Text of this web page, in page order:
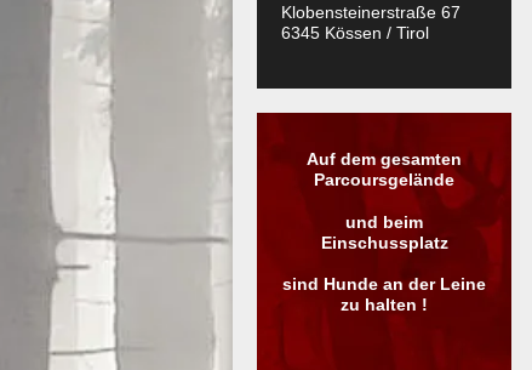
Klobensteinerstraße 67
6345 Kössen / Tirol
Auf dem gesamten
Parcoursgelände
und beim
Einschussplatz
sind Hunde an der Leine
zu halten !